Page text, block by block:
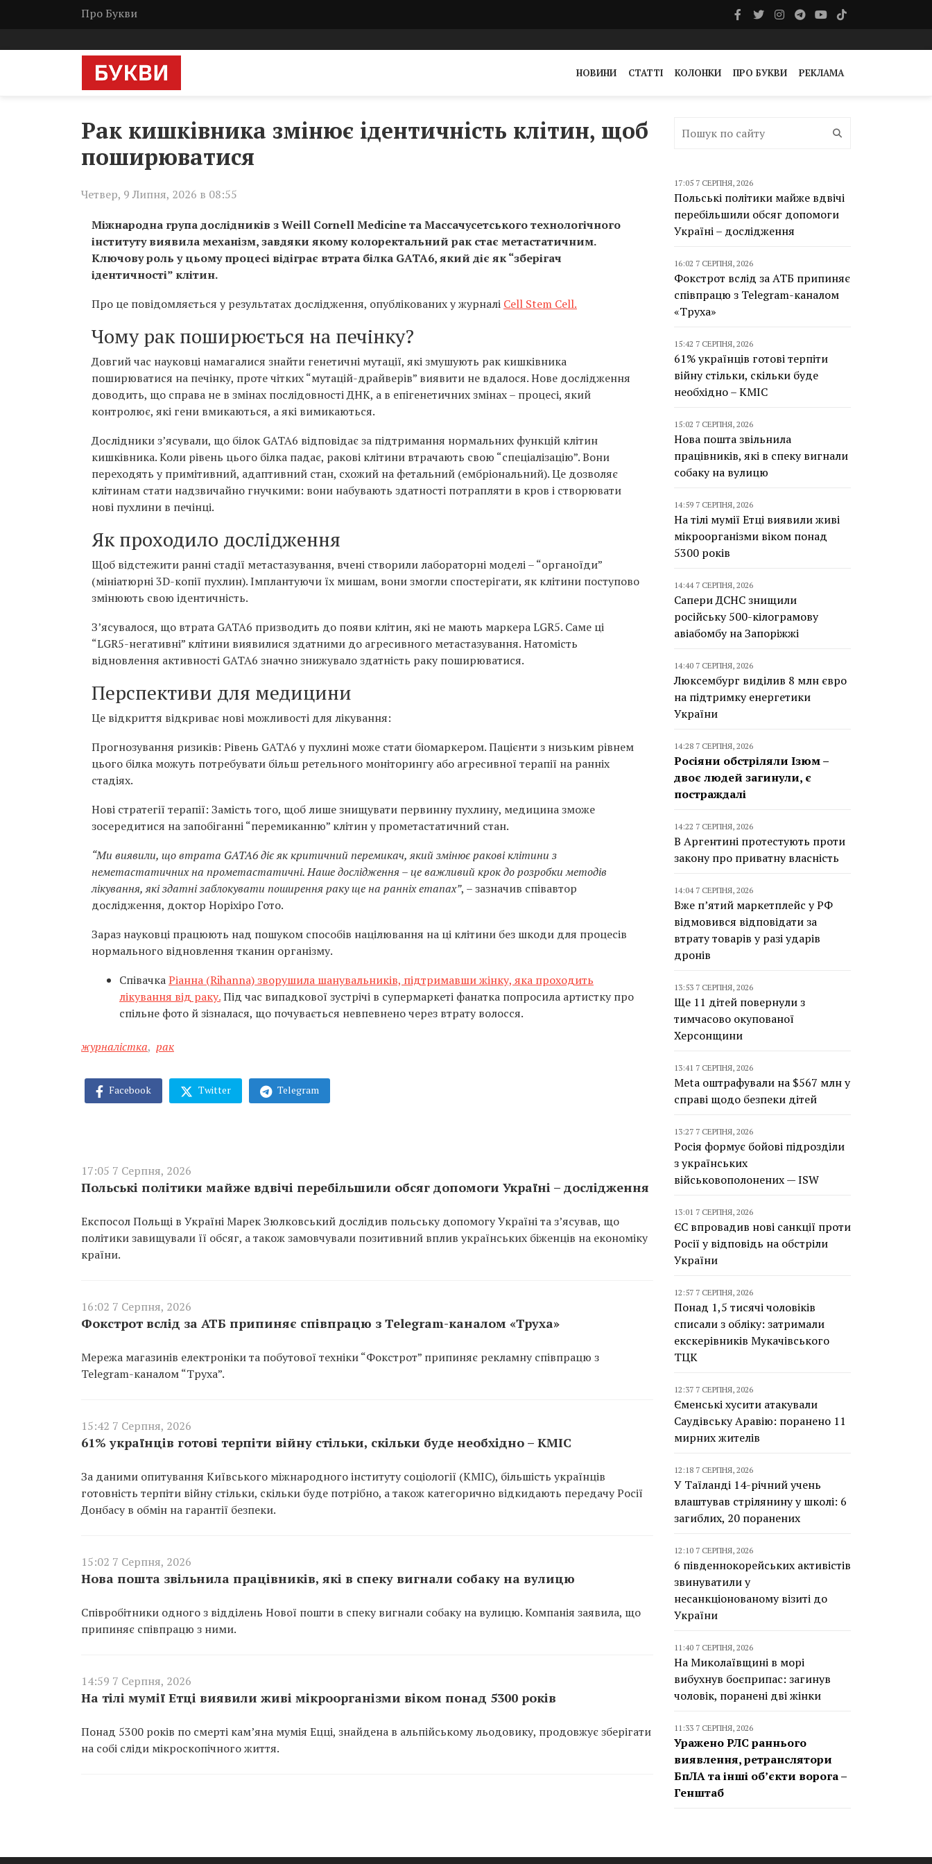
Про Букви
НОВИНИ СТАТТІ КОЛОНКИ ПРО БУКВИ РЕКЛАМА
Рак кишківника змінює ідентичність клітин, щоб
поширюватися
Четвер, 9 Липня, 2026 в 08:55
Міжнародна група дослідників з Weill Cornell Medicine та Массачусетського технологічного
інституту виявила механізм, завдяки якому колоректальний рак стає метастатичним.
Ключову роль у цьому процесі відіграє втрата білка GATA6, який діє як “зберігач
ідентичності” клітин.
Про це повідомляється у результатах дослідження, опублікованих у журналі Cell Stem Cell.
Чому рак поширюється на печінку?
Довгий час науковці намагалися знайти генетичні мутації, які змушують рак кишківника
поширюватися на печінку, проте чітких “мутацій-драйверів” виявити не вдалося. Нове дослідження
доводить, що справа не в змінах послідовності ДНК, а в епігенетичних змінах – процесі, який
контролює, які гени вмикаються, а які вимикаються.
Дослідники з’ясували, що білок GATA6 відповідає за підтримання нормальних функцій клітин
кишківника. Коли рівень цього білка падає, ракові клітини втрачають свою “спеціалізацію”. Вони
переходять у примітивний, адаптивний стан, схожий на фетальний (ембріональний). Це дозволяє
клітинам стати надзвичайно гнучкими: вони набувають здатності потрапляти в кров і створювати
нові пухлини в печінці.
Як проходило дослідження
Щоб відстежити ранні стадії метастазування, вчені створили лабораторні моделі – “органоїди”
(мініатюрні 3D-копії пухлин). Імплантуючи їх мишам, вони змогли спостерігати, як клітини поступово
змінюють свою ідентичність.
З’ясувалося, що втрата GATA6 призводить до появи клітин, які не мають маркера LGR5. Саме ці
“LGR5-негативні” клітини виявилися здатними до агресивного метастазування. Натомість
відновлення активності GATA6 значно знижувало здатність раку поширюватися.
Перспективи для медицини
Це відкриття відкриває нові можливості для лікування:
Прогнозування ризиків: Рівень GATA6 у пухлині може стати біомаркером. Пацієнти з низьким рівнем
цього білка можуть потребувати більш ретельного моніторингу або агресивної терапії на ранніх
стадіях.
Нові стратегії терапії: Замість того, щоб лише знищувати первинну пухлину, медицина зможе
зосередитися на запобіганні “перемиканню” клітин у прометастатичний стан.
“Ми виявили, що втрата GATA6 діє як критичний перемикач, який змінює ракові клітини з
неметастатичних на прометастатичні. Наше дослідження – це важливий крок до розробки методів
лікування, які здатні заблокувати поширення раку ще на ранніх етапах”, – зазначив співавтор
дослідження, доктор Норіхіро Гото.
Зараз науковці працюють над пошуком способів націлювання на ці клітини без шкоди для процесів
нормального відновлення тканин організму.
СпівачкаРіанна (Rihanna) зворушила шанувальників, підтримавши жінку, яка проходить
лікування від раку.Під час випадкової зустрічі в супермаркеті фанатка попросила артистку про
спільне фото й зізналася, що почувається невпевнено через втрату волосся.
журналістка, рак
Facebook Twitter Telegram
17:05 7 Серпня, 2026
Польські політики майже вдвічі перебільшили обсяг допомоги Україні – дослідження
Експосол Польщі в Україні Марек Зюлковський дослідив польську допомогу Україні та з’ясував, що
політики завищували її обсяг, а також замовчували позитивний вплив українських біженців на економіку
країни.
16:02 7 Серпня, 2026
Фокстрот вслід за АТБ припиняє співпрацю з Telegram-каналом «Труха»
Мережа магазинів електроніки та побутової техніки “Фокстрот” припиняє рекламну співпрацю з
Telegram-каналом “Труха”.
15:42 7 Серпня, 2026
61% українців готові терпіти війну стільки, скільки буде необхідно – КМІС
За даними опитування Київського міжнародного інституту соціології (КМІС), більшість українців
готовність терпіти війну стільки, скільки буде потрібно, а також категорично відкидають передачу Росії
Донбасу в обмін на гарантії безпеки.
15:02 7 Серпня, 2026
Нова пошта звільнила працівників, які в спеку вигнали собаку на вулицю
Співробітники одного з відділень Нової пошти в спеку вигнали собаку на вулицю. Компанія заявила, що
припиняє співпрацю з ними.
14:59 7 Серпня, 2026
На тілі мумії Етці виявили живі мікроорганізми віком понад 5300 років
Понад 5300 років по смерті кам’яна мумія Ецці, знайдена в альпійському льодовику, продовжує зберігати
на собі сліди мікроскопічного життя.
17:05 7 СЕРПНЯ, 2026
Польські політики майже вдвічі
перебільшили обсяг допомоги
Україні – дослідження
16:02 7 СЕРПНЯ, 2026
Фокстрот вслід за АТБ припиняє
співпрацю з Telegram-каналом
«Труха»
15:42 7 СЕРПНЯ, 2026
61% українців готові терпіти
війну стільки, скільки буде
необхідно – КМІС
15:02 7 СЕРПНЯ, 2026
Нова пошта звільнила
працівників, які в спеку вигнали
собаку на вулицю
14:59 7 СЕРПНЯ, 2026
На тілі мумії Етці виявили живі
мікроорганізми віком понад
5300 років
14:44 7 СЕРПНЯ, 2026
Сапери ДСНС знищили
російську 500-кілограмову
авіабомбу на Запоріжжі
14:40 7 СЕРПНЯ, 2026
Люксембург виділив 8 млн євро
на підтримку енергетики
України
14:28 7 СЕРПНЯ, 2026
Росіяни обстріляли Ізюм –
двоє людей загинули, є
постраждалі
14:22 7 СЕРПНЯ, 2026
В Аргентині протестують проти
закону про приватну власність
14:04 7 СЕРПНЯ, 2026
Вже п’ятий маркетплейс у РФ
відмовився відповідати за
втрату товарів у разі ударів
дронів
13:53 7 СЕРПНЯ, 2026
Ще 11 дітей повернули з
тимчасово окупованої
Херсонщини
13:41 7 СЕРПНЯ, 2026
Meta оштрафували на $567 млн у
справі щодо безпеки дітей
13:27 7 СЕРПНЯ, 2026
Росія формує бойові підрозділи
з українських
військовополонених — ISW
13:01 7 СЕРПНЯ, 2026
ЄС впровадив нові санкції проти
Росії у відповідь на обстріли
України
12:57 7 СЕРПНЯ, 2026
Понад 1,5 тисячі чоловіків
списали з обліку: затримали
екскерівників Мукачівського
ТЦК
12:37 7 СЕРПНЯ, 2026
Єменські хусити атакували
Саудівську Аравію: поранено 11
мирних жителів
12:18 7 СЕРПНЯ, 2026
У Таїланді 14-річний учень
влаштував стрілянину у школі: 6
загиблих, 20 поранених
12:10 7 СЕРПНЯ, 2026
6 південнокорейських активістів
звинуватили у
несанкціонованому візиті до
України
11:40 7 СЕРПНЯ, 2026
На Миколаївщині в морі
вибухнув боєприпас: загинув
чоловік, поранені дві жінки
11:33 7 СЕРПНЯ, 2026
Уражено РЛС раннього
виявлення, ретранслятори
БпЛА та інші об’єкти ворога –
Генштаб